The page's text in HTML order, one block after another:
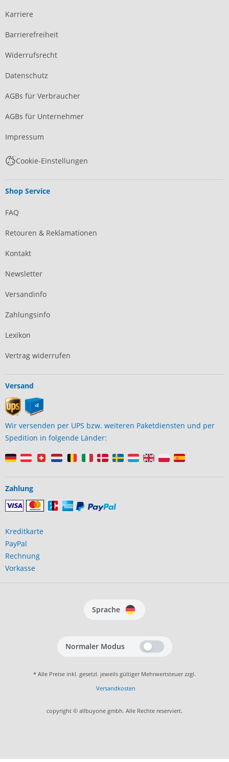
Karriere
Barrierefreiheit
Widerrufsrecht
Datenschutz
AGBs für Verbraucher
AGBs für Unternehmer
Impressum
Cookie-Einstellungen
Shop Service
FAQ
Retouren & Reklamationen
Kontakt
Newsletter
Versandinfo
Zahlungsinfo
Lexikon
Vertrag widerrufen
Versand
Wir versenden per UPS bzw. weiteren Paketdiensten und per
Spedition in folgende Länder:
Zahlung
Kreditkarte
PayPal
Rechnung
Vorkasse
Sprache
Normaler Modus
* Alle Preise inkl. gesetzl. jeweils gültiger Mehrwertsteuer zzgl.
Versandkosten
copyright © allbuyone gmbh. Alle Rechte reserviert.